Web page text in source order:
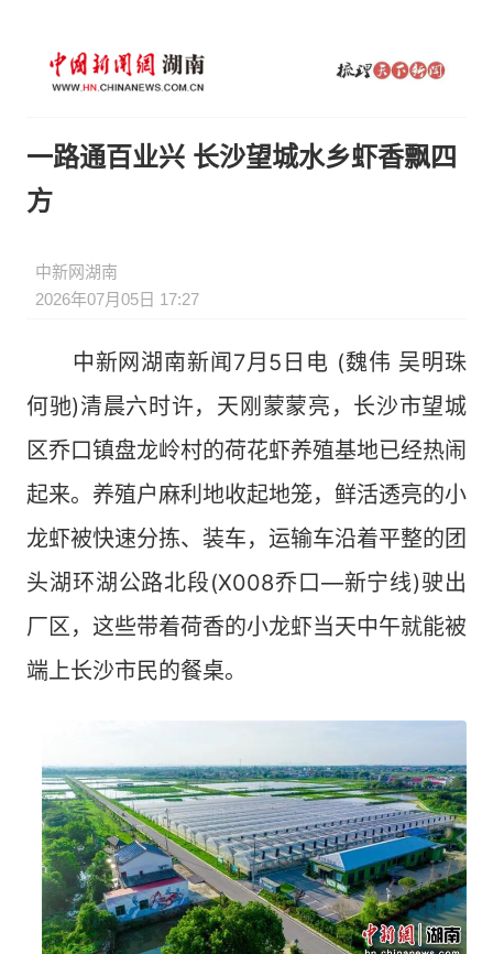
一路通百业兴 长沙望城水乡虾香飘四
方
中新网湖南
2026年07月05日 17:27
中新网湖南新闻7月5日电 (魏伟 吴明珠
何驰)清晨六时许，天刚蒙蒙亮，长沙市望城
区乔口镇盘龙岭村的荷花虾养殖基地已经热闹
起来。养殖户麻利地收起地笼，鲜活透亮的小
龙虾被快速分拣、装车，运输车沿着平整的团
头湖环湖公路北段(X008乔口—新宁线)驶出
厂区，这些带着荷香的小龙虾当天中午就能被
端上长沙市民的餐桌。